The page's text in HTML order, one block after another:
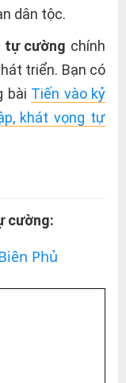
dân tộc.
tự cường chính
triển. Bạn có
bài Tiến vào kỷ
khát vọng tự
cường:
Phủ